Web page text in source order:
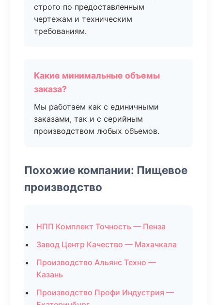
строго по предоставленным
чертежам и техническим
требованиям.
Какие минимальные объемы
заказа?
Мы работаем как с единичными
заказами, так и с серийным
производством любых объемов.
Похожие компании: Пищевое
производство
НПП Комплект Точность — Пенза
Завод Центр Качество — Махачкала
Производство Альянс Техно —
Казань
Производство Профи Индустрия —